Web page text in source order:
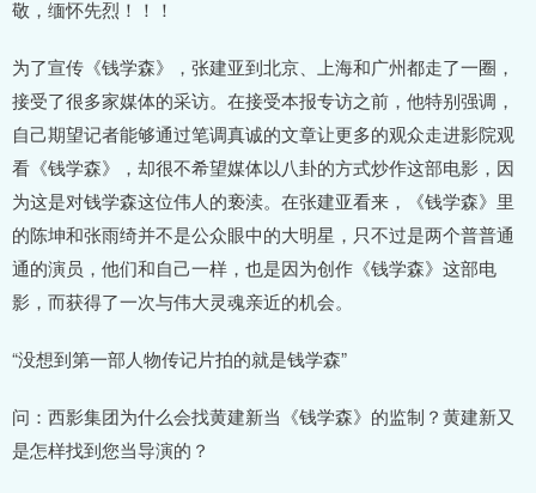
敬，缅怀先烈！！！
为了宣传《钱学森》，张建亚到北京、上海和广州都走了一圈，
接受了很多家媒体的采访。在接受本报专访之前，他特别强调，
自己期望记者能够通过笔调真诚的文章让更多的观众走进影院观
看《钱学森》，却很不希望媒体以八卦的方式炒作这部电影，因
为这是对钱学森这位伟人的亵渎。在张建亚看来，《钱学森》里
的陈坤和张雨绮并不是公众眼中的大明星，只不过是两个普普通
通的演员，他们和自己一样，也是因为创作《钱学森》这部电
影，而获得了一次与伟大灵魂亲近的机会。
“没想到第一部人物传记片拍的就是钱学森”
问：西影集团为什么会找黄建新当《钱学森》的监制？黄建新又
是怎样找到您当导演的？